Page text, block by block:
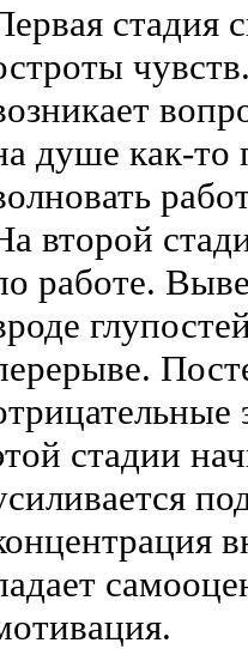
стадия
душе как-то
второй
работе.
стадии